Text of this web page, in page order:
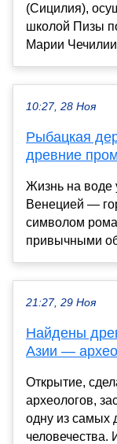
(Сицилия),
школой Пизы
Марии
10:27, 28 Ноя
Рыбацкая
древние
Жизнь на воде
Венецией —
символом
привычными
21:27, 29 Ноя
Найдены
Азии —
Открытие,
археологов,
одну из самых
человечества.